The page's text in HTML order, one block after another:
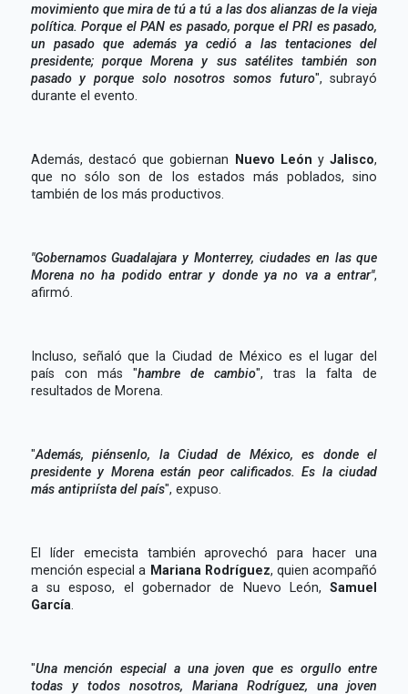
movimiento que mira de tú a tú a las dos alianzas de la vieja
política. Porque el PAN es pasado, porque el PRI es pasado,
un pasado que además ya cedió a las tentaciones del
presidente; porque Morena y sus satélites también son
pasado y porque solo nosotros somos futuro", subrayó
durante el evento.
Además, destacó que gobiernan Nuevo León yJalisco,
que no sólo son de los estados más poblados, sino
también de los más productivos.
"Gobernamos Guadalajara y Monterrey, ciudades en las que
Morena no ha podido entrar y donde ya no va a entrar",
afirmó.
Incluso, señaló que la Ciudad de México es el lugar del
país con más "hambre de cambio", tras la falta de
resultados de Morena.
"Además, piénsenlo, la Ciudad de México, es donde el
presidente y Morena están peor calificados. Es la ciudad
más antipriísta del país", expuso.
El líder emecista también aprovechó para hacer una
mención especial a Mariana Rodríguez, quien acompañó
a su esposo, el gobernador de Nuevo León,Samuel
García
"Una mención especial a una joven que es orgullo entre
todas y todos nosotros, Mariana Rodríguez, una joven